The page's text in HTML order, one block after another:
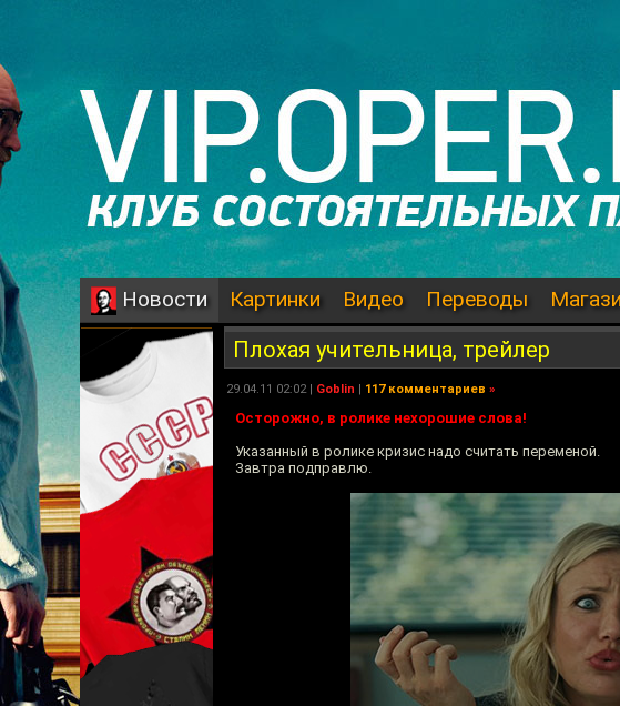
Новости Картинки Видео Переводы
Плохая учительница, трейлер
29.04.11 02:02 | Goblin | 117 комментариев »
Осторожно, в ролике нехорошие слова!
Указанный в ролике кризис надо считать переменой.
Завтра подправлю.